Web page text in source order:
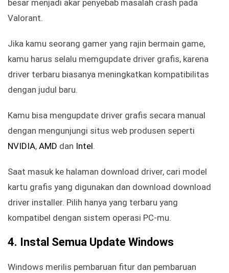
besar menjadi akar penyebab masalah crash pada
Valorant.
Jika kamu seorang gamer yang rajin bermain game,
kamu harus selalu memgupdate driver grafis, karena
driver terbaru biasanya meningkatkan kompatibilitas
dengan judul baru.
Kamu bisa mengupdate driver grafis secara manual
dengan mengunjungi situs web produsen seperti
NVIDIA, AMD dan Intel.
Saat masuk ke halaman download driver, cari model
kartu grafis yang digunakan dan download download
driver installer. Pilih hanya yang terbaru yang
kompatibel dengan sistem operasi PC-mu.
4. Instal Semua Update Windows
Windows merilis pembaruan fitur dan pembaruan